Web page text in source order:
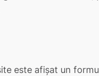
este afișat un